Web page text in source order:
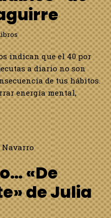
indican que el 40 por
a diario no son
de tus hábitos.
energía mental,
«De
de Julia